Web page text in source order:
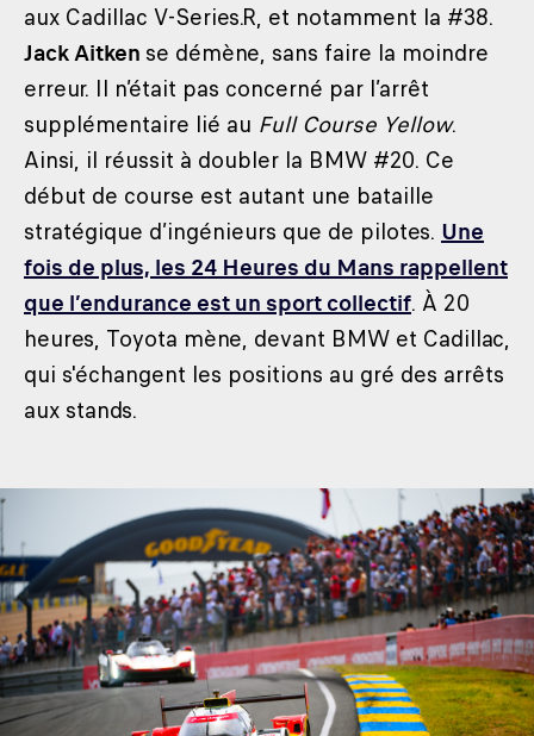
aux Cadillac V-Series.R, et notamment la #38.
Jack Aitken se démène, sans faire la moindre
erreur. Il n’était pas concerné par l’arrêt
supplémentaire lié au Full Course Yellow.
Ainsi, il réussit à doubler la BMW #20. Ce
début de course est autant une bataille
stratégique d’ingénieurs que de pilotes. Une
fois de plus, les 24 Heures du Mans rappellent
que l’endurance est un sport collectif. À 20
heures, Toyota mène, devant BMW et Cadillac,
qui s'échangent les positions au gré des arrêts
aux stands.